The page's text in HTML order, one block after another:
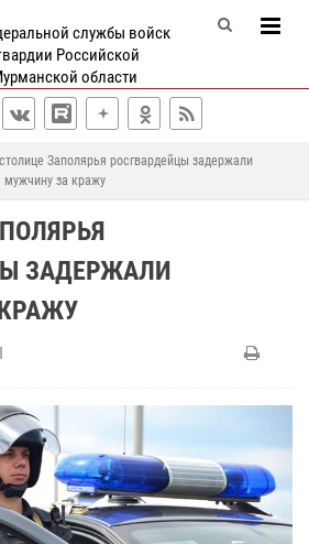
службы войск
Российской
области
Заполярья росгвардейцы задержали
мужчину за кражу
ЗАДЕРЖАЛИ